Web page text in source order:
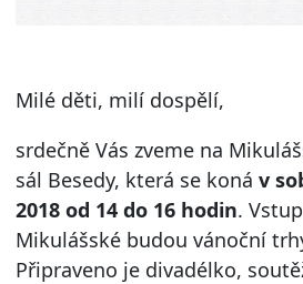
Milé děti, milí dospělí,
srdečně Vás zveme na
sál Besedy, která se koná v
2018 od 14 do 16 hodin.
Mikulášské budou vánoční
Připraveno je divadélko,